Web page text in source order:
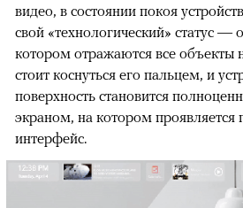
00:00 / 00:00
видео, в состоянии покоя
свой «технологический» статус —
котором отражаются все объекты
стоит коснуться его пальцем, и
поверхность становится
экраном, на котором проявляется
интерфейс.